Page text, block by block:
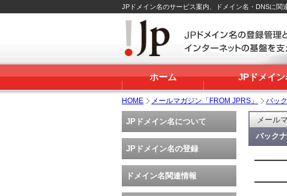
JPドメイン名のサービス案内、ドメイン名・DNSに関
ホーム JPドメイ
HOME メールマガジン「FROM JPRS」 バッ
メール
バック
◆ F
JPドメイン名について
JPドメイン名の登録
ドメイン名関連情報